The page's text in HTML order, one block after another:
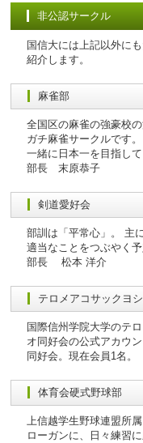
非公認サークル
国信大には上記以外に
紹介します。
麻雀部
全国区の麻雀の強豪校
ガチ麻雀サークルです。
一緒に日本一を目指し
部長 末原恭子
剣道愛好会
部訓は「平常心」。 主
適当なことをつぶやく
部長 松本 洋介
テロメアコサック
国際信州学院大学のテ
オ同好会の公式アカウ
同好会。現在会員1名。
体育会硬式野球部
上信越学生野球連盟所
ローガンに、日々練習